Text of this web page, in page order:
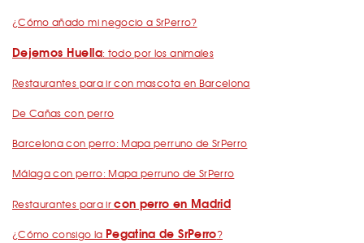
¿Cómo añado mi negocio a SrPerro?
Dejemos Huella: todo por los animales
Restaurantes para ir con mascota en Barcelona
De Cañas con perro
Barcelona con perro: Mapa perruno de SrPerro
Málaga con perro: Mapa perruno de SrPerro
Restaurantes para ircon perro en Madrid
¿Cómo consigo la Pegatina de SrPerro?